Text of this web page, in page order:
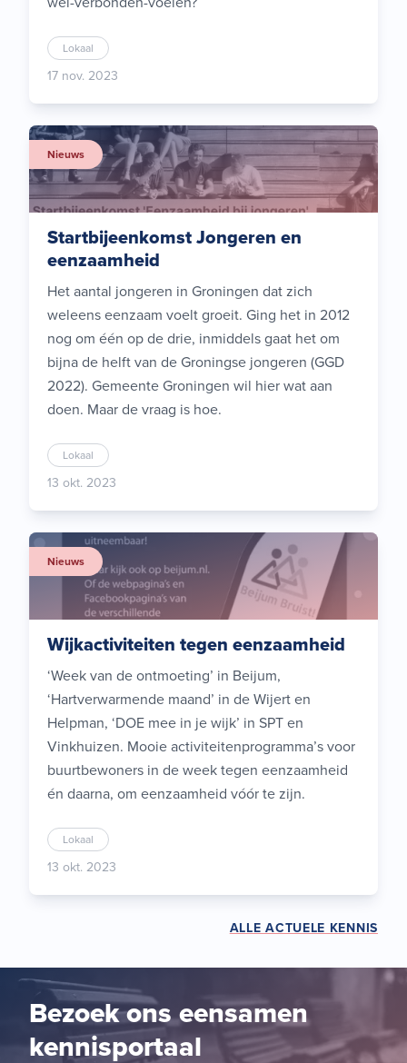
Lokaal
17 nov. 2023
Nieuws
Startbijeenkomst Jongeren en
eenzaamheid
Het aantal jongeren in Groningen dat zich
weleens eenzaam voelt groeit. Ging het in 2012
nog om één op de drie, inmiddels gaat het om
bijna de helft van de Groningse jongeren (GGD
2022). Gemeente Groningen wil hier wat aan
doen. Maar de vraag is hoe.
Lokaal
13 okt. 2023
Nieuws
Wijkactiviteiten tegen eenzaamheid
‘Week van de ontmoeting’ in Beijum,
‘Hartverwarmende maand’ in de Wijert en
Helpman, ‘DOE mee in je wijk’ in SPT en
Vinkhuizen. Mooie activiteitenprogramma’s voor
buurtbewoners in de week tegen eenzaamheid
én daarna, om eenzaamheid vóór te zijn.
Lokaal
13 okt. 2023
ALLE ACTUELE KENNIS
Bezoek ons eensamen
kennisportaal